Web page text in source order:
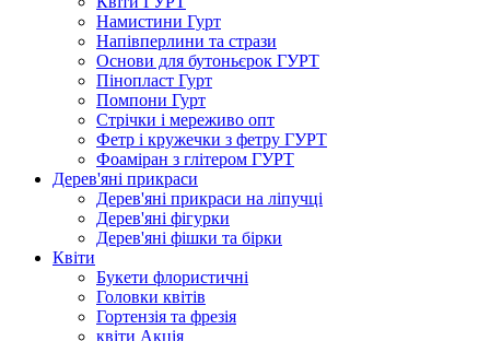
Намистини Гурт
Напівперлини та стрази
Основи для бутоньєрок ГУРТ
Пінопласт Гурт
Помпони Гурт
Стрічки і мереживо опт
Фетр і кружечки з фетру ГУРТ
Фоаміран з глітером ГУРТ
Дерев'яні прикраси
Дерев'яні прикраси на ліпучці
Дерев'яні фігурки
Дерев'яні фішки та бірки
Квіти
Букети флористичні
Головки квітів
Гортензія та фрезія
квіти Акція